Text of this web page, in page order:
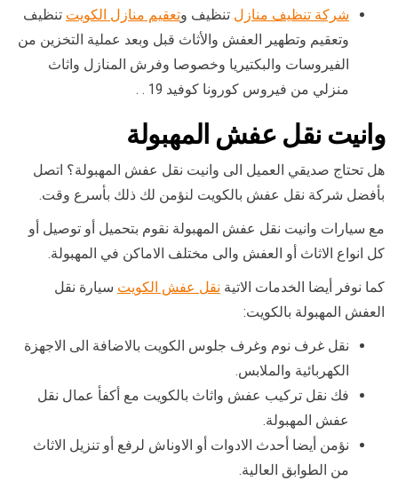
شركة تنظيف منازل تنظيف وتعقيم منازل الكويت تنظيف
وتعقيم وتطهير العفش والأثاث قبل وبعد عملية التخزين من
الفيروسات والبكتيريا وخصوصا وفرش المنازل واثاث
منزلي من فيروس كورونا كوفيد 19 . .
وانيت نقل عفش المهبولة
هل تحتاج صديقي العميل الى وانيت نقل عفش المهبولة؟ اتصل
بأفضل شركة نقل عفش بالكويت لنؤمن لك ذلك بأسرع وقت.
مع سيارات وانيت نقل عفش المهبولة نقوم بتحميل أو توصيل أو
كل انواع الاثاث أو العفش والى مختلف الاماكن في المهبولة.
كما نوفر أيضا الخدمات الاتية نقل عفش الكويت سيارة نقل
العفش المهبولة بالكويت:
نقل غرف نوم وغرف جلوس الكويت بالاضافة الى الاجهزة
الكهربائية والملابس.
فك نقل تركيب عفش واثاث بالكويت مع أكفأ عمال نقل
عفش المهبولة.
نؤمن أيضا أحدث الادوات أو الاوناش لرفع أو تنزيل الاثاث
من الطوابق العالية.